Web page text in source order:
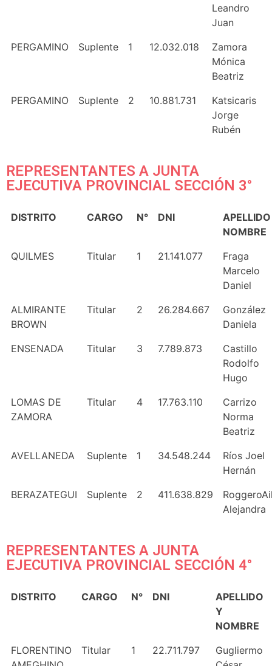
Leandro
Juan
PERGAMINO
Suplente 1 12.032.018
Zamora
Mónica
Beatriz
PERGAMINO
Suplente 2 10.881.731
Katsicaris
Jorge
Rubén
REPRESENTANTES A JUNTA
EJECUTIVA PROVINCIAL SECCIÓN 3°
DISTRITO CARGO N° DNI
NOMBRE
QUILMES
Titular 1 21.141.077
Fraga
Marcelo
Daniel
ALMIRANTE
BROWN
Titular 2 26.284.667
González
Daniela
ENSENADA
Titular 3 7.789.873
Castillo
Rodolfo
Hugo
LOMAS DE
ZAMORA
Titular 4 17.763.110
Carrizo
Norma
Beatriz
AVELLANEDA
Suplente 1 34.548.244
Ríos Joel
Hernán
BERAZATEGUI
Suplente 2 411.638.829
Alejandra
REPRESENTANTES A JUNTA
EJECUTIVA PROVINCIAL SECCIÓN 4°
DISTRITO CARGO N° DNI
APELLIDO
Y
NOMBRE
FLORENTINO
Titular 1 22.711.797
Gugliermo